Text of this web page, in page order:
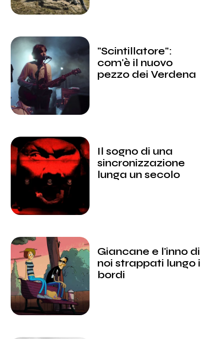
"Scintillatore":
com'è il nuovo
pezzo dei Verdena
Il sogno di una
sincronizzazione
lunga un secolo
Giancane e l'inno di
noi strappati lungo i
bordi